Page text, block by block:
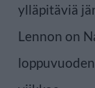
ylläpitäviä
Lennon on